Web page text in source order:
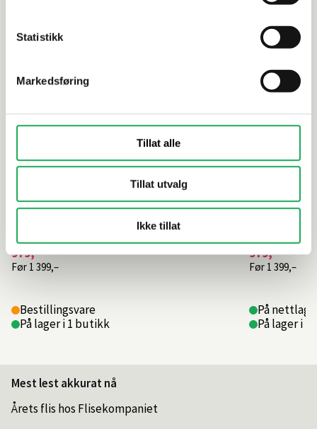
Statistikk
Markedsføring
Tillat alle
Tillat utvalg
Ikke tillat
979,–
Før 1 399,–
Bestillingsvare
På lager i 1 butikk
979,–
Før 1 399,–
På
På lager i
Mest lest akkurat nå
Årets flis hos Flisekompaniet